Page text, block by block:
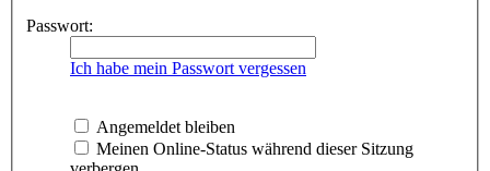
Passwort:
Ich habe mein Passwort vergessen
Angemeldet bleiben
Meinen Online-Status während dieser Sitzung